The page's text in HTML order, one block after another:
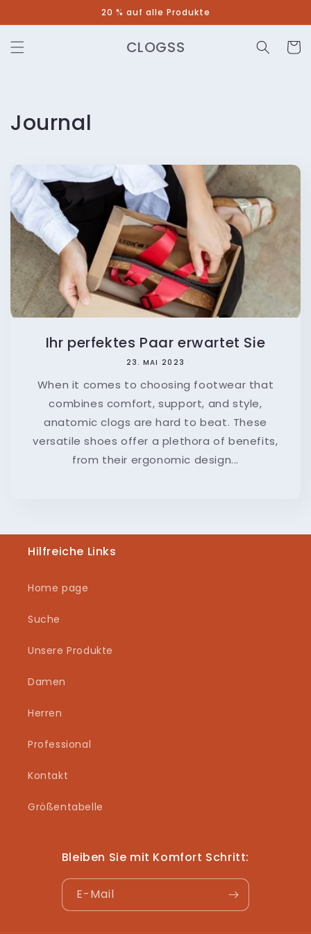
Inhalt
20 % auf alle Produkte
CLOGSS
Journal
Ihr perfektes Paar erwartet Sie
23. MAI 2023
When it comes to choosing footwear that
combines comfort, support, and style,
anatomic clogs are hard to beat. These
versatile shoes offer a plethora of benefits,
from their ergonomic design...
Hilfreiche Links
Home page
Suche
Unsere Produkte
Damen
Herren
Professional
Kontakt
Größentabelle
Bleiben Sie mit Komfort Schritt:
E-Mail